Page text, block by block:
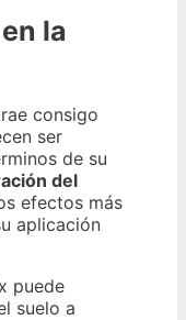
la
consigo
ser
de su
del
efectos más
aplicación
puede
suelo a